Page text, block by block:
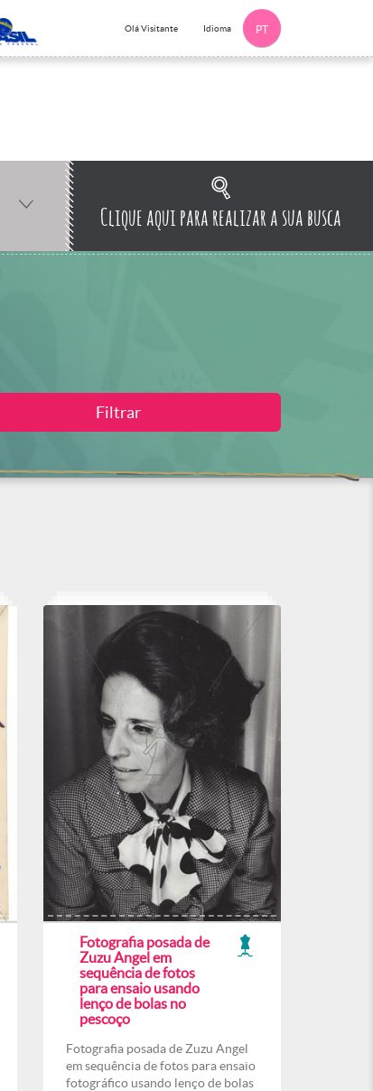
Olá Visitante Idioma PT
Clique aqui para realizar a sua busca
Fotografia posada de
Zuzu Angel em
sequência de fotos
para ensaio usando
lenço de bolas no
pescoço
Fotografia posada de Zuzu Angel
em sequência de fotos para ensaio
fotográfico usando lenço de bolas